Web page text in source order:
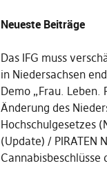
Neueste Beiträge
Das IFG muss
in Niedersachsen
Demo „Frau.
Änderung des
Hochschulgesetzes
(Update)
PIRATEN